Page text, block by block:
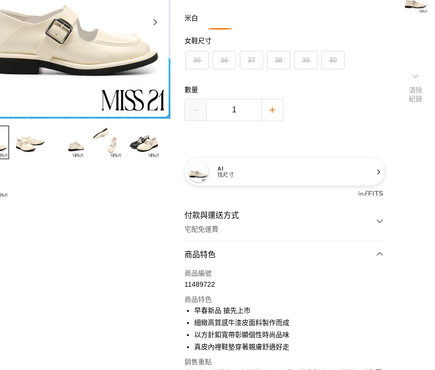
米白
女鞋尺寸
35 36 37 38 39 40
數量
AI
找尺寸
付款與運送方式
宅配免運費
付款方式
信用卡一次付款
3 期 0 利率 每期
合作金庫商業銀行
華南商業銀行
國泰世華商業銀行
臺灣中小企業銀行
6 期 0 利率 每期NT$463
合作金庫商業銀行
華南商業銀行
國泰世華商業銀行
12 期 0 利率 每期NT$231
合作金庫商業銀行
華南商業銀行
LINE Pay
商品特色
商品編號
11489722
商品特色
早春新品 搶先上市
細緻高質感牛漆皮面料製作而成
以方針釦寬帶彰顯個性時尚品味
真皮內裡鞋墊穿著親膚舒適好走
銷售重點
清除
紀錄